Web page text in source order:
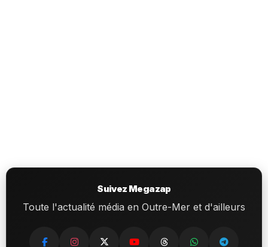
Suivez Megazap
Toute l'actualité média en Outre-Mer et d'ailleurs